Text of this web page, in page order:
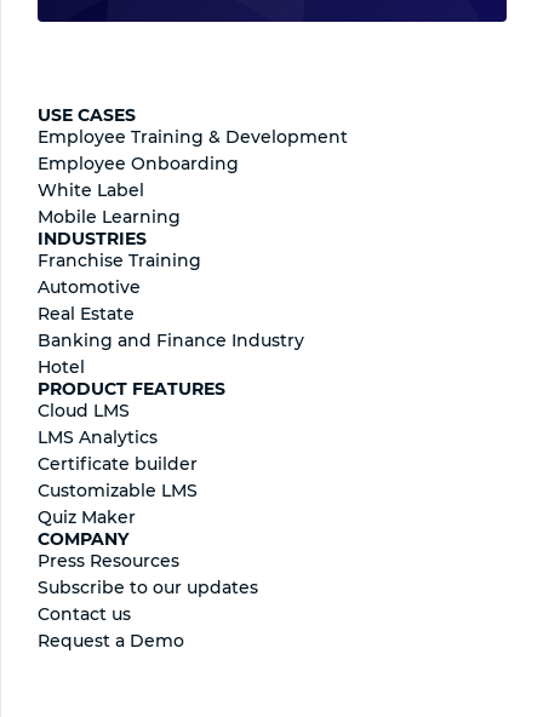
USE CASES
Employee Training & Development
Employee Onboarding
White Label
Mobile Learning
INDUSTRIES
Franchise Training
Automotive
Real Estate
Banking and Finance Industry
Hotel
PRODUCT FEATURES
Cloud LMS
LMS Analytics
Certificate builder
Сustomizable LMS
Quiz Maker
COMPANY
Press Resources
Subscribe to our updates
Contact us
Request a Demo